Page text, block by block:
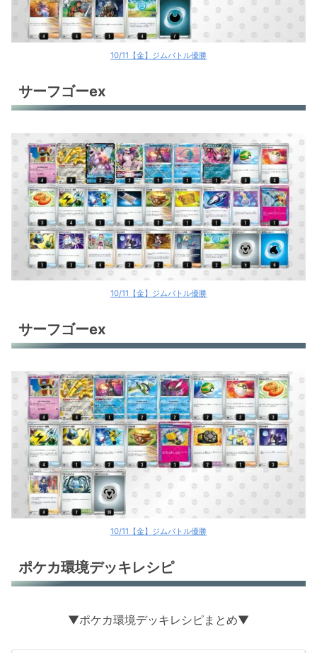
10/11【金】ジムバトル優勝
サーフゴーex
10/11【金】ジムバトル優勝
サーフゴーex
10/11【金】ジムバトル優勝
ポケカ環境デッキレシピ
▼ポケカ環境デッキレシピまとめ▼